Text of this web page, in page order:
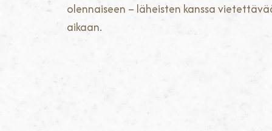
olennaiseen – läheisten kanssa
aikaan.